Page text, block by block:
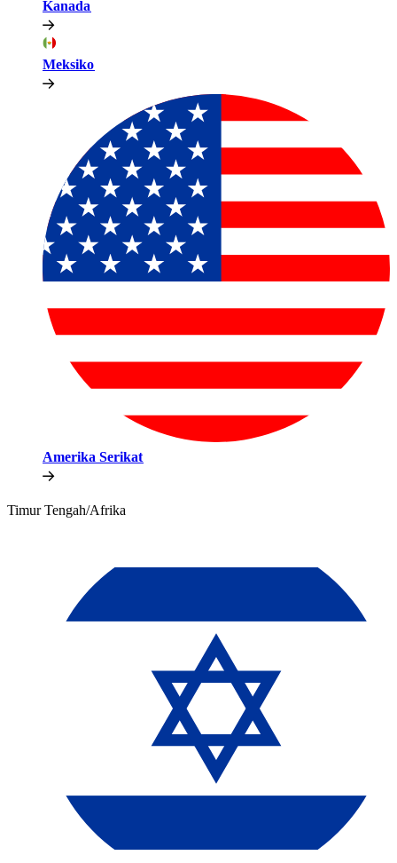
Kanada​​
Meksiko​​
Amerika Serikat​​
Timur Tengah/Afrika​​